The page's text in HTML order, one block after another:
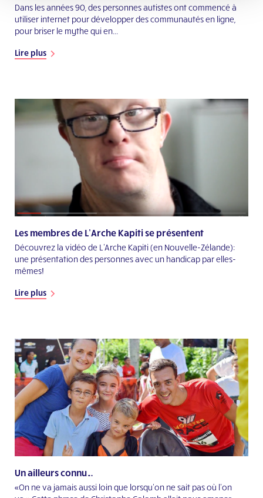
Dans les années 90, des personnes autistes ont commencé à
utiliser internet pour développer des communautés en ligne,
pour briser le mythe qui en...
Lire plus
Les membres de L’Arche Kapiti se présentent
Découvrez la vidéo de L'Arche Kapiti (en Nouvelle-Zélande):
une présentation des personnes avec un handicap par elles-
mêmes!
Lire plus
Un ailleurs connu…
«On ne va jamais aussi loin que lorsqu’on ne sait pas où l’on